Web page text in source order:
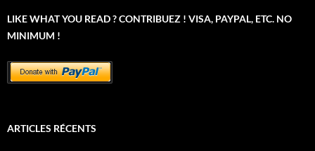
LIKE WHAT YOU READ ? CONTRIBUEZ ! VISA, PAYPAL, ETC. NO
MINIMUM !
ARTICLES RÉCENTS